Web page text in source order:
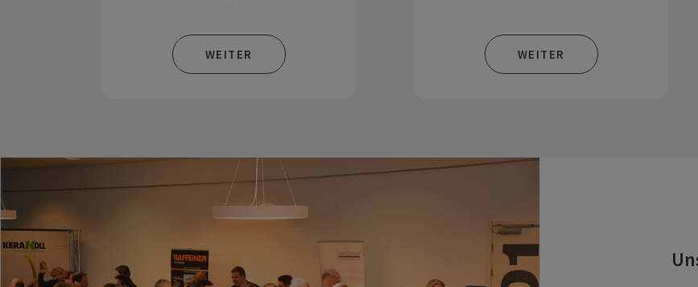
WEITER WEITER